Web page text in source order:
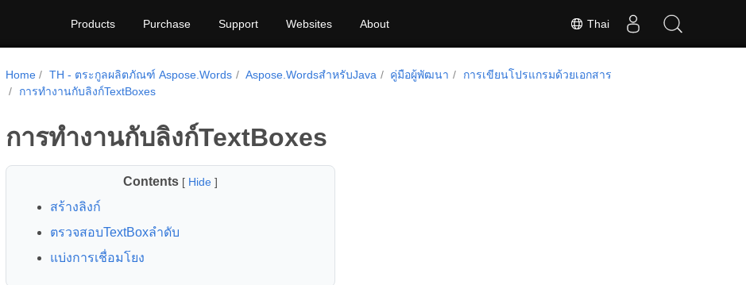
Thai
Products Purchase Support Websites About
Home TH - ตระกูลผลิตภัณฑ์ Aspose.Words Aspose.WordsสำหรับJava คู่มือผู้พัฒนา
การเขียนโปรแกรมด้วยเอกสาร
การทำงานกับลิงก์TextBoxes
การทำงานกับลิงก์TextBoxes
Contents[ Hide ]
สร้างลิงก์
ตรวจสอบTextBoxลำดับ
แบ่งการเชื่อมโยง